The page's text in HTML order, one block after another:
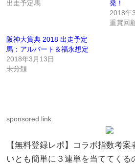
出走予定馬
発！
2018年
重賞回
阪神大賞典 2018 出走予定
馬：アルバート＆福永想定
2018年3月13日
未分類
sponsored link
【無料登録レポ】コラボ指数考
いとも簡単に３連単を当ててくる